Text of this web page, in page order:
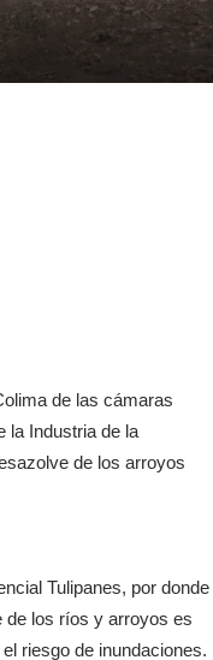
de las cámaras
la Industria de la
de los arroyos
Tulipanes, por donde
de los ríos y arroyos es
riesgo de inundaciones.